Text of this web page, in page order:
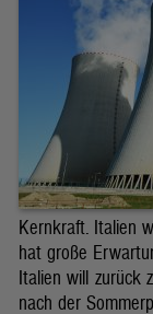
Kernkraft. Italien
hat große
Italien will zurück
nach der